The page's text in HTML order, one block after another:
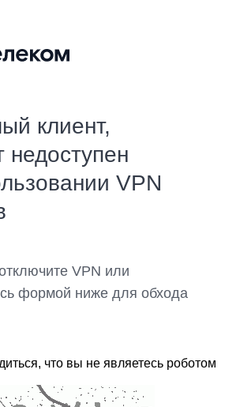
клиент,
недоступен
VPN
VPN или
формой ниже для обхода
что вы не являетесь роботом